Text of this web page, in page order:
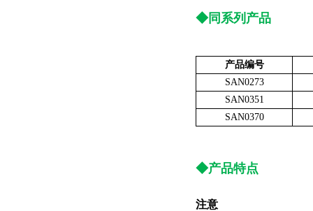
◆同系列产品
产品编号
SAN0273
SAN0351
SAN0370
◆产品特点
注意